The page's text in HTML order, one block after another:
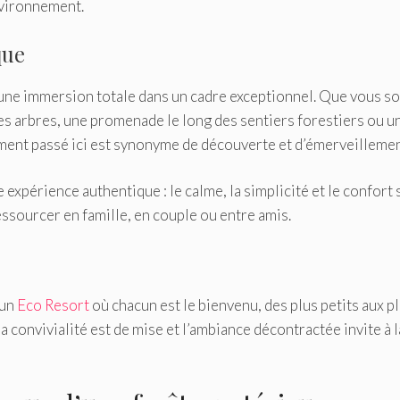
immersion totale dans un cadre exceptionnel. Que vous
arbres, une promenade le long des sentiers forestiers ou
passé ici est synonyme de découverte et
authentique : le calme, la simplicité et le confort
en famille, en couple ou entre amis.
Eco Resortoù chacun est le bienvenu, des plus petits aux
est de mise et l’ambiance décontractée invite à